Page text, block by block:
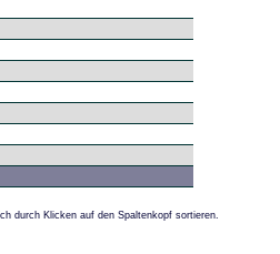
durch Klicken auf den Spaltenkopf sortieren.